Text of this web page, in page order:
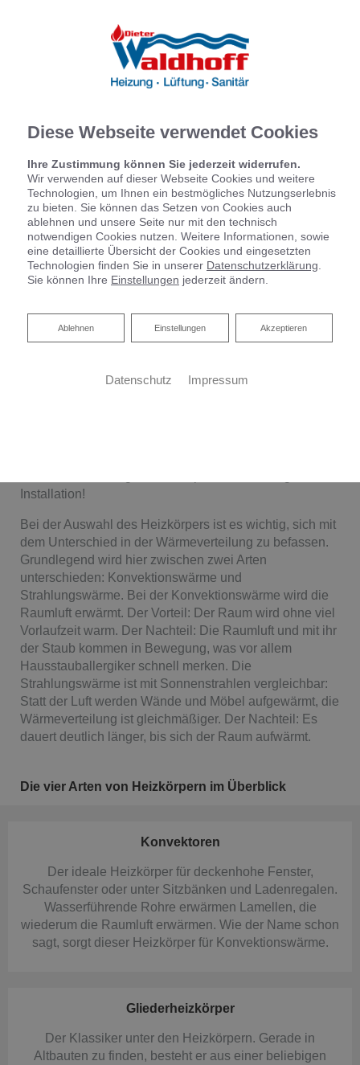
Ihr Partner für Heizkörper
Der ideale Heizkörper für Ihre Ansprüche
Installation!
Bei der Auswahl des Heizkörpers ist es wichtig, sich mit
dem Unterschied in der Wärmeverteilung zu befassen.
Grundlegend wird hier zwischen zwei Arten
unterschieden: Konvektionswärme und
Strahlungswärme. Bei der Konvektionswärme wird die
Raumluft erwärmt. Der Vorteil: Der Raum wird ohne viel
Vorlaufzeit warm. Der Nachteil: Die Raumluft und mit ihr
der Staub kommen in Bewegung, was vor allem
Hausstauballergiker schnell merken. Die
Strahlungswärme ist mit Sonnenstrahlen vergleichbar:
Statt der Luft werden Wände und Möbel aufgewärmt, die
Wärmeverteilung ist gleichmäßiger. Der Nachteil: Es
dauert deutlich länger, bis sich der Raum aufwärmt.
Die vier Arten von Heizkörpern im Überblick
Konvektoren
Der ideale Heizkörper für deckenhohe Fenster,
Schaufenster oder unter Sitzbänken und Ladenregalen.
Wasserführende Rohre erwärmen Lamellen, die
wiederum die Raumluft erwärmen. Wie der Name schon
sagt, sorgt dieser Heizkörper für Konvektionswärme.
Gliederheizkörper
Der Klassiker unter den Heizkörpern. Gerade in
Altbauten zu finden, besteht er aus einer beliebigen
Diese Webseite verwendet Cookies
Ihre Zustimmung können Sie jederzeit widerrufen.
Wir verwenden auf dieser Webseite Cookies und weitere
Technologien, um Ihnen ein bestmögliches Nutzungserlebnis
zu bieten. Sie können das Setzen von Cookies auch
ablehnen und unsere Seite nur mit den technisch
notwendigen Cookies nutzen. Weitere Informationen, sowie
eine detaillierte Übersicht der Cookies und eingesetzten
Technologien finden Sie in unserer Datenschutzerklärung
Sie können Ihre Einstellungen jederzeit ändern.
Akzeptieren
Einstellungen
Ablehnen
Ablehnen
Datenschutz Impressum